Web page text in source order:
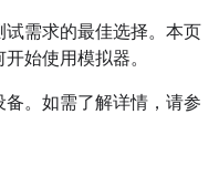
需求的最佳选择。本页
始使用模拟器。
。如需了解详情，请参